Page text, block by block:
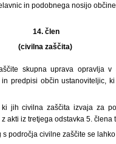
in podobnega nosijo
14. člen
(civilna zaščita)
skupna uprava opravlja v
predpisi občin ustanoviteljic,
jih civilna zaščita izvaja za
akti iz tretjega odstavka 5. člena
s področja civilne zaščite se